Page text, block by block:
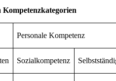
Personale Kompetenz
Sozialkompetenz